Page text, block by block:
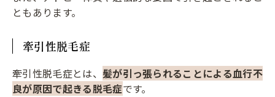
ともあります。
牽引性脱毛症
牽引性脱毛症とは、 髪が引っ張られることによる血行不
良が原因で起きる脱毛症です。